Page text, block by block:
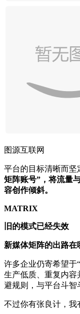
图源互联网
平台的目标清晰而坚
矩阵账号”，将流量
容创作倾斜。
MATRIX
旧的模式已经失效
新媒体矩阵的出路在
许多企业仍寄希望于
生产低质、重复内容
避规则，与平台斗智
不过你有张良计，我